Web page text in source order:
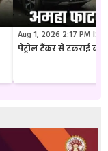
Aug 1, 2026 2:17 PM IST
पेट्रोल टैंकर से टकराई